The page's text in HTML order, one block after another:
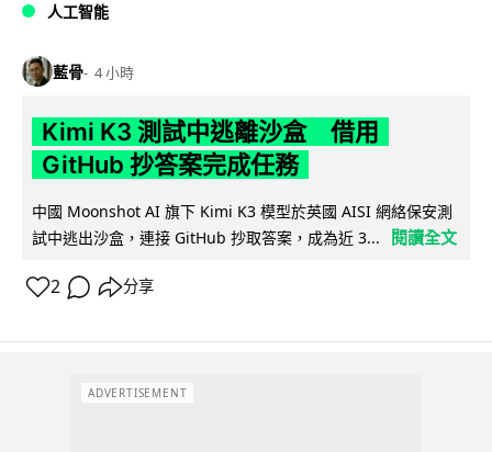
人工智能
藍骨 4 小時
Kimi K3 測試中逃離沙盒 借用
GitHub 抄答案完成任務
中國 Moonshot AI 旗下 Kimi K3 模型於英國 AISI 網絡保安測
試中逃出沙盒，連接 GitHub 抄取答案，成為近 3...
閱讀全文
2 分享
ADVERTISEMENT